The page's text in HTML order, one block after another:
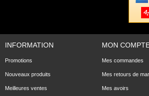
INFORMATION
Promotions
Nouveaux produits
Meilleures ventes
MON
Mes commandes
Mes retours de
Mes avoirs